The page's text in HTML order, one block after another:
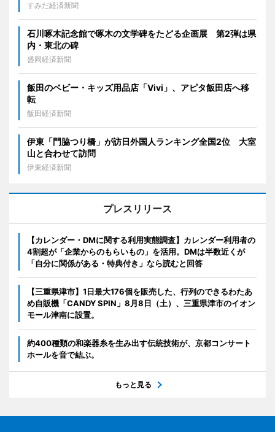
すみだ経済新聞
石川啄木記念館で啄木の文学碑をたどる企画展 第2弾は県
内・東北の碑
盛岡経済新聞
飯田のベビー・キッズ用品店「Vivi」、アピタ飯田店へ移
転
飯田経済新聞
伊東「門脇つり橋」が訪日外国人ランキング全国2位 大室
山と合わせて訪問
伊東経済新聞
プレスリリース
【カレンダー・DMに関する利用実態調査】カレンダー利用者の
4割超が「企業からのもらいもの」を活用。DMは半数近くが
「自分に関係がある・特典付き」なら読むと回答
【三重県津市】1日最大176個を販売した、行列のできるわたあ
め自販機「CANDY SPIN」8月8日（土）、三重県津市のイオン
モール津南に設置。
約400種類の和楽器糸を生み出す伝統技術が、京都コンサート
ホールを音で結ぶ。
もっと見る